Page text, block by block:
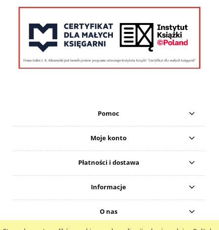
Pomoc
Moje konto
Płatności i dostawa
Informacje
O nas